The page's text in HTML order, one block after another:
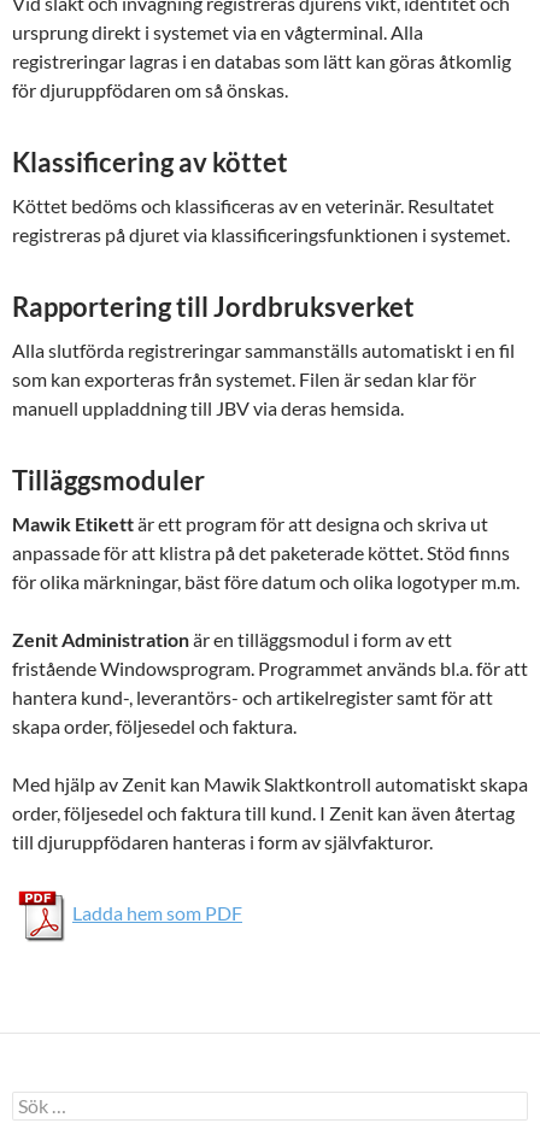
ursprung direkt i systemet via en våg­terminal. Alla
registreringar lagras i en databas som lätt kan göras åtkomlig
för djuruppfödaren om så önskas.
Klassificering av köttet
Köttet bedöms och klassificeras av en veterinär. Resultatet
registreras på djuret via klassificerings­funktionen i systemet.
Rapportering till Jordbruksverket
Alla slutförda registreringar sammanställs auto­matiskt i en fil
som kan exporteras från systemet. Filen är sedan klar för
manuell uppladdning till JBV via deras hemsida.
Tilläggsmoduler
Mawik Etikettär ett program för att designa och skriva ut
anpassade för att klistra på det paketerade köttet. Stöd finns
för olika märkningar, bäst före datum och olika logotyper m.m.
Zenit Administrationär en tilläggsmodul i form av ett
fristående Windowsprogram. Programmet används bl.a. för att
hantera kund-, leverantörs- och artikel­register samt för att
skapa order, följesedel och faktura.
Med hjälp av Zenit kan Mawik Slaktkontroll auto­matiskt skapa
order, följesedel och faktura till kund. I Zenit kan även återtag
till djuruppfödaren hanteras i form av självfakturor.
Ladda hem som PDF
Sök
efter: